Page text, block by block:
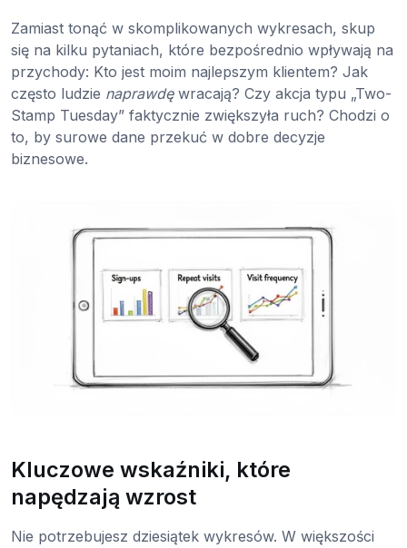
Zamiast tonąć w skomplikowanych wykresach, skup
się na kilku pytaniach, które bezpośrednio wpływają na
przychody: Kto jest moim najlepszym klientem? Jak
często ludzie naprawdęwracają? Czy akcja typu „Two-
Stamp Tuesday” faktycznie zwiększyła ruch? Chodzi o
to, by surowe dane przekuć w dobre decyzje
biznesowe.
Kluczowe wskaźniki, które
napędzają wzrost
Nie potrzebujesz dziesiątek wykresów. W większości